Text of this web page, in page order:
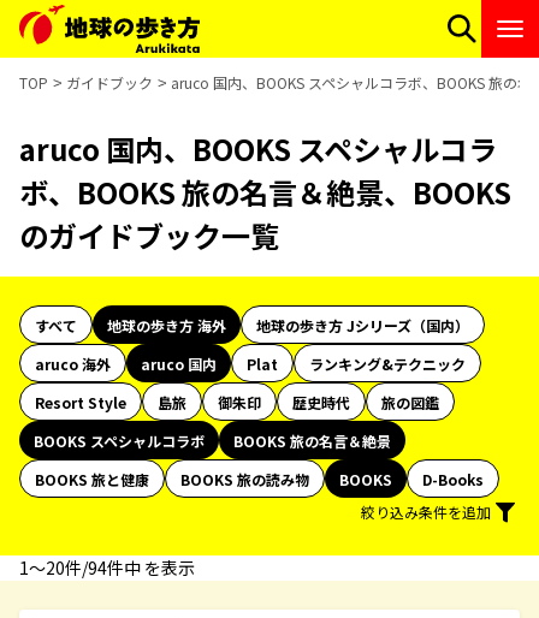
TOP ガイドブック aruco 国内、BOOKS スペシャルコラボ、BOOKS 旅の
aruco 国内、BOOKS スペシャルコラ
ボ、BOOKS 旅の名言＆絶景、BOOKS
のガイドブック一覧
すべて 地球の歩き方 海外
地球の歩き方 Jシリーズ（国内）
aruco 海外
aruco 国内 Plat
ランキング&テクニック
Resort Style
島旅 御朱印 歴史時代
旅の図鑑
BOOKS スペシャルコラボ
BOOKS 旅の名言＆絶景
BOOKS 旅と健康
BOOKS 旅の読み物 BOOKS
D-Books
絞り込み条件を追加
1〜20件/94件中 を表示